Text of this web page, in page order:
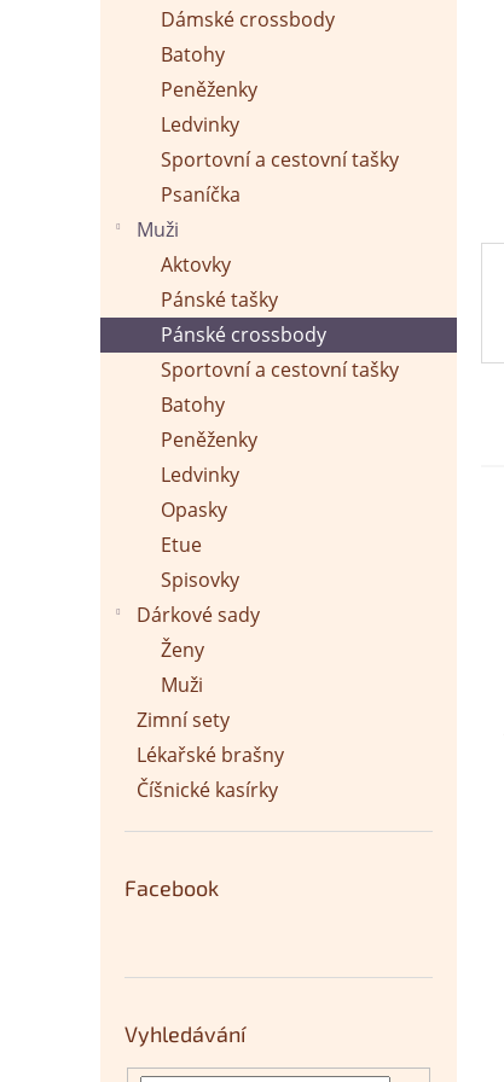
Dámské crossbody
Batohy
Peněženky
Ledvinky
Sportovní a cestovní tašky
Psaníčka
Muži
Aktovky
Pánské tašky
Pánské crossbody
Sportovní a cestovní tašky
Batohy
Peněženky
Ledvinky
Opasky
Etue
Spisovky
Dárkové sady
Ženy
Muži
Zimní sety
Lékařské brašny
Číšnické kasírky
Facebook
Vyhledávání